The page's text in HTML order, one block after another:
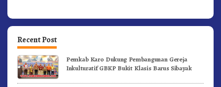
Recent Post
Pemkab Karo Dukung Pembangunan Gereja
Inkulturatif GBKP Bukit Klasis Barus Sibayak